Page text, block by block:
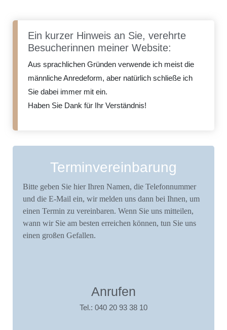
Ein kurzer Hinweis an Sie, verehrte
Besucherinnen meiner Website:
Aus sprachlichen Gründen verwende ich meist die
männliche Anredeform, aber natürlich schließe ich
Sie dabei immer mit ein.
Haben Sie Dank für Ihr Verständnis!
Terminvereinbarung
Bitte geben Sie hier Ihren Namen, die Telefonnummer
und die E-Mail ein, wir melden uns dann bei Ihnen, um
einen Termin zu vereinbaren. Wenn Sie uns mitteilen,
wann wir Sie am besten erreichen können, tun Sie uns
einen großen Gefallen.
Anrufen
Tel.: 040 20 93 38 10